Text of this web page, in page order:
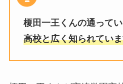
榎田一王くんの通って
高校と広く知られてい